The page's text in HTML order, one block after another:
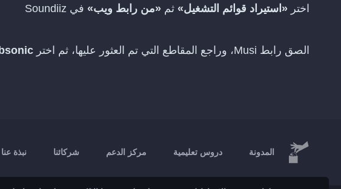
اختر «استيراد قوائم التشغيل» ثم «من رابط ويب» في Soundiiz
الصق رابط Musi، وراجع المقاطع التي تم العثور عليها، ثم اختر
المدونة دروس تعليمية مركز الدعم شركائنا نبذة عنا